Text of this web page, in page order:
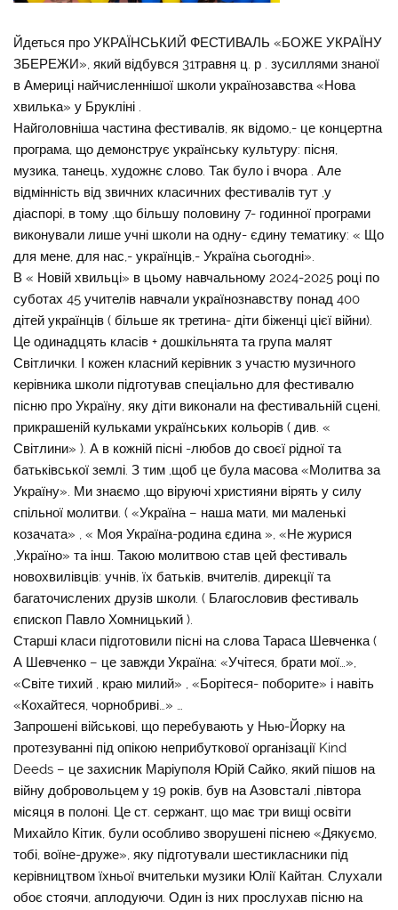
Йдеться про УКРАЇНСЬКИЙ ФЕСТИВАЛЬ «БОЖЕ УКРАЇНУ
ЗБЕРЕЖИ», який відбувся 31травня ц. р . зусиллями знаної
в Америці найчисленнішої школи українозавства «Нова
хвилька» у Брукліні .
Найголовніша частина фестивалів, як відомо,- це концертна
програма, що демонструє українську культуру: пісня,
музика, танець, художнє слово. Так було і вчора . Але
відмінність від звичних класичних фестивалів тут ,у
діаспорі, в тому ,що більшу половину 7- годинної програми
виконували лише учні школи на одну- єдину тематику: « Що
для мене, для нас,- українців,- Україна сьогодні».
В « Новій хвильці» в цьому навчальному 2024-2025 році по
суботах 45 учителів навчали українознавству понад 400
дітей українців ( більше як третина- діти біженці цієї війни).
Це одинадцять класів + дошкільнята та група малят
Світлички. І кожен класний керівник з участю музичного
керівника школи підготував спеціально для фестивалю
пісню про Україну, яку діти виконали на фестивальній сцені,
прикрашеній кульками українських кольорів ( див. «
Світлини» ). А в кожній пісні -любов до своєї рідної та
батьківської землі. З тим ,щоб це була масова «Молитва за
Україну». Ми знаємо ,що віруючі християни вірять у силу
спільної молитви. ( «Україна – наша мати, ми маленькі
козачата» , « Моя Україна-родина єдина », «Не журися
,Україно» та інш. Такою молитвою став цей фестиваль
новохвилівців: учнів, їх батьків, вчителів, дирекції та
багаточислених друзів школи. ( Благословив фестиваль
єпископ Павло Хомницький ).
Старші класи підготовили пісні на слова Тараса Шевченка (
А Шевченко – це завжди Україна: «Учітеся, брати мої…»,
«Світе тихий , краю милий» , «Борітеся- поборите» і навіть
«Кохайтеся, чорнобриві…» …
Запрошені військові, що перебувають у Нью-Йорку на
протезуванні під опікою неприбуткової організації Kind
Deeds – це захисник Маріуполя Юрій Сайко, який пішов на
війну добровольцем у 19 років, був на Азовсталі ,півтора
місяця в полоні. Це ст. сержант, що має три вищі освіти
Михайло Кітик, були особливо зворушені піснею «Дякуємо,
тобі, воїне-друже», яку підготували шестикласники під
керівництвом їхньої вчительки музики Юлії Кайтан. Слухали
обоє стоячи, аплодуючи. Один із них прослухав пісню на